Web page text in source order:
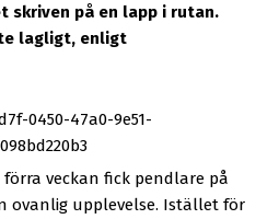
skriven på en lapp i rutan.
lagligt, enligt
veckan fick pendlare på
ovanlig upplevelse. Istället för